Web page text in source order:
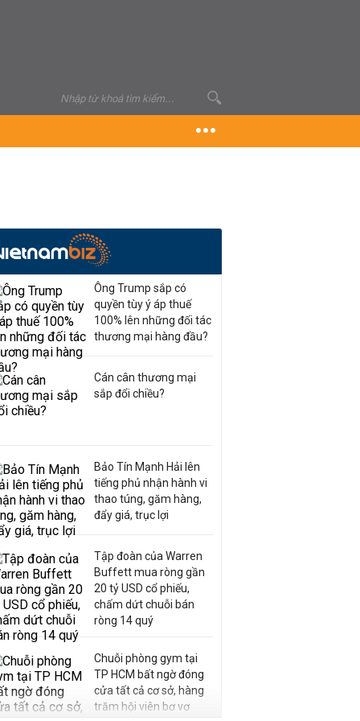
Ông Trump sắp có
quyền tùy ý áp thuế
100% lên những đối tác
thương mại hàng đầu?
Cán cân thương mại
sắp đổi chiều?
Bảo Tín Mạnh Hải lên
tiếng phủ nhận hành vi
thao túng, găm hàng,
đẩy giá, trục lợi
Tập đoàn của Warren
Buffett mua ròng gần
20 tỷ USD cổ phiếu,
chấm dứt chuỗi bán
ròng 14 quý
Chuỗi phòng gym tại
TP HCM bất ngờ đóng
cửa tất cả cơ sở, hàng
trăm hội viên bơ vơ